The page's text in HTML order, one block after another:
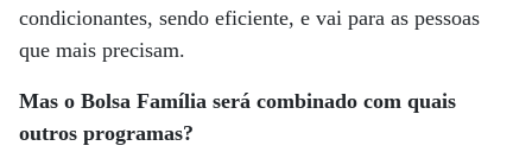
condicionantes, sendo eficiente, e vai para as pessoas
que mais precisam.
Mas o Bolsa Família será combinado com quais
outros programas?